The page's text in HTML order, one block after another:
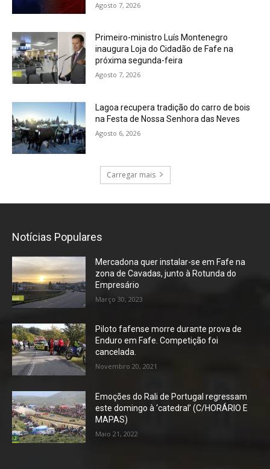
Agosto 7, 2026
Primeiro-ministro Luís Montenegro
inaugura Loja do Cidadão de Fafe na
próxima segunda-feira
Agosto 7, 2026
Lagoa recupera tradição do carro de bois
na Festa de Nossa Senhora das Neves
Agosto 6, 2026
Carregar mais
Notícias Populares
Mercadona quer instalar-se em Fafe na
zona de Cavadas, junto à Rotunda do
Empresário
Março 30, 2023
Piloto fafense morre durante prova de
Enduro em Fafe. Competição foi
cancelada.
Novembro 20, 2021
Emoções do Rali de Portugal regressam
este domingo à ‘catedral’ (C/HORÁRIO E
MAPAS)
Maio 21, 2022